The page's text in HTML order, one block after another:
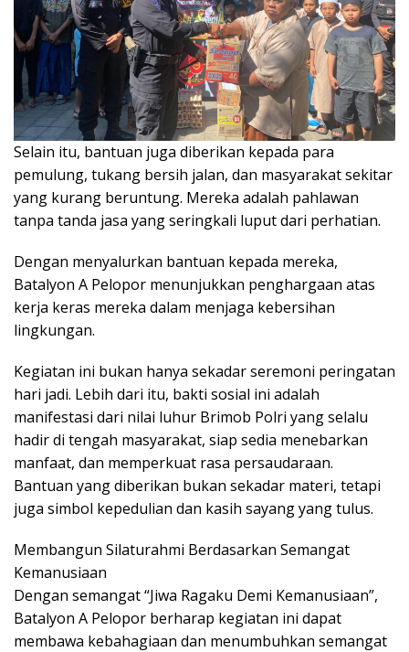
Selain itu, bantuan juga diberikan kepada para
pemulung, tukang bersih jalan, dan masyarakat sekitar
yang kurang beruntung. Mereka adalah pahlawan
tanpa tanda jasa yang seringkali luput dari perhatian.
Dengan menyalurkan bantuan kepada mereka,
Batalyon A Pelopor menunjukkan penghargaan atas
kerja keras mereka dalam menjaga kebersihan
lingkungan.
Kegiatan ini bukan hanya sekadar seremoni peringatan
hari jadi. Lebih dari itu, bakti sosial ini adalah
manifestasi dari nilai luhur Brimob Polri yang selalu
hadir di tengah masyarakat, siap sedia menebarkan
manfaat, dan memperkuat rasa persaudaraan.
Bantuan yang diberikan bukan sekadar materi, tetapi
juga simbol kepedulian dan kasih sayang yang tulus.
Membangun Silaturahmi Berdasarkan Semangat
Kemanusiaan
Dengan semangat “Jiwa Ragaku Demi Kemanusiaan”,
Batalyon A Pelopor berharap kegiatan ini dapat
membawa kebahagiaan dan menumbuhkan semangat